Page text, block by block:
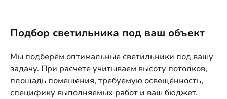
Подбор светильника под ваш объект
Мы подберём оптимальные светильники под вашу
задачу. При расчете учитываем высоту потолков,
площадь помещения, требуемую освещённость,
специфику выполняемых работ и ваш бюджет.